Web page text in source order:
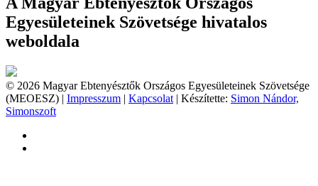
Egyesületeinek Szövetsége hivatalos
weboldala
© 2026 Magyar Ebtenyésztők Országos Egyesületeinek Szövetsége
(MEOESZ) | Impresszum | Kapcsolat | Készítette: Simon Nándor,
Simonszoft